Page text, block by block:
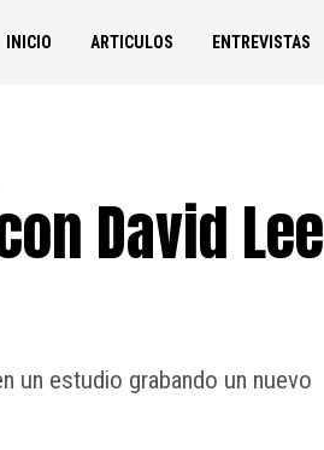
INICIO ARTICULOS ENTREVISTAS
David Lee
un estudio grabando un nuevo